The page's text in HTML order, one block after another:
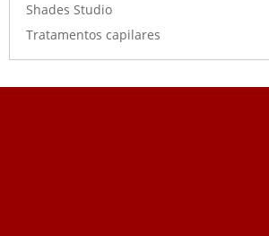
Shades Studio
Tratamentos capilares